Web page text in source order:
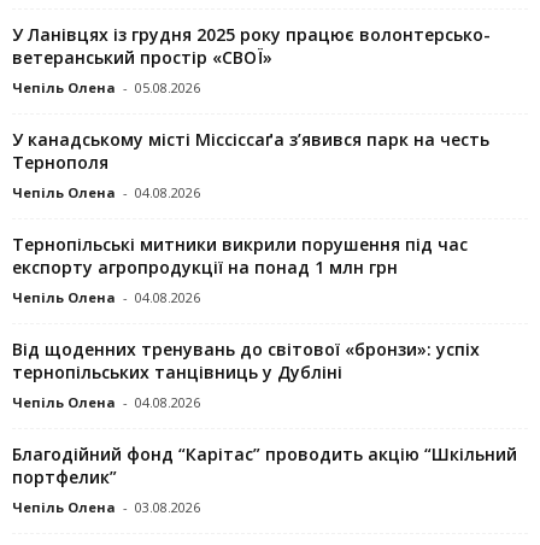
У Ланівцях із грудня 2025 року працює волонтерсько-
ветеранський простір «СВОЇ»
Чепіль Олена - 05.08.2026
У канадському місті Міссіссаґа з’явився парк на честь
Тернополя
Чепіль Олена - 04.08.2026
Тернопільські митники викрили порушення під час
експорту агропродукції на понад 1 млн грн
Чепіль Олена - 04.08.2026
Від щоденних тренувань до світової «бронзи»: успіх
тернопільських танцівниць у Дубліні
Чепіль Олена - 04.08.2026
Благодійний фонд “Карітас” проводить акцію “Шкільний
портфелик”
Чепіль Олена - 03.08.2026